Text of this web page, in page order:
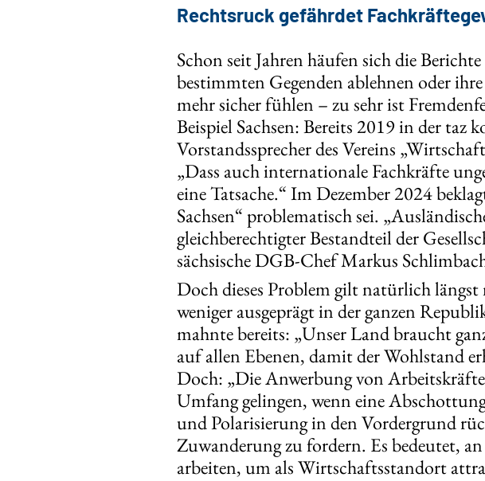
Rechtsruck gefährdet
Schon seit Jahren häufen sich die
bestimmten Gegenden ablehnen oder
mehr sicher fühlen – zu sehr ist
Beispiel Sachsen: Bereits 2019 in der taz
Vorstandssprecher des Vereins
„Dass auch internationale Fachkräfte
eine Tatsache.“ Im Dezember 2024
Sachsen“ problematisch sei.
gleichberechtigter Bestandteil der
sächsische DGB-Chef Markus
Doch dieses Problem gilt natürlich
weniger ausgeprägt in der ganzen
mahnte bereits: „Unser Land braucht
auf allen Ebenen, damit der Wohlstand
Doch: „Die Anwerbung von
Umfang gelingen, wenn eine
und Polarisierung in den Vordergrund
Zuwanderung zu fordern. Es bedeutet,
arbeiten, um als Wirtschaftsstandort